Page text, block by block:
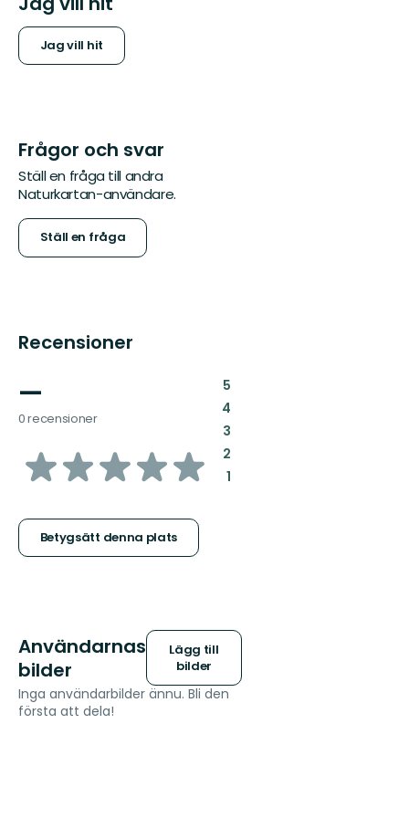
Jag vill hit
Frågor och svar
Ställ en fråga till andra
Naturkartan-användare.
Ställ en fråga
Recensioner
—
0 recensioner
av
stjärnor
Betygsätt denna plats
5:
4:
3:
2:
1:
Användarnas
bilder
Lägg till
bilder
Inga användarbilder ännu. Bli den
första att dela!